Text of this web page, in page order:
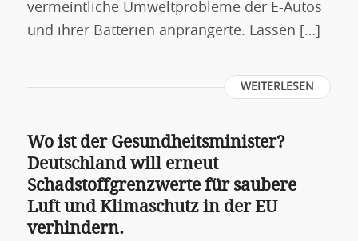
vermeintliche Umweltprobleme der E-Autos
und ihrer Batterien anprangerte. Lassen […]
WEITERLESEN
Wo ist der Gesundheitsminister?
Deutschland will erneut
Schadstoffgrenzwerte für saubere
Luft und Klimaschutz in der EU
verhindern.